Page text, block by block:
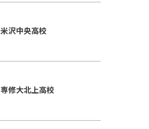
米沢中央高校
専修大北上高校